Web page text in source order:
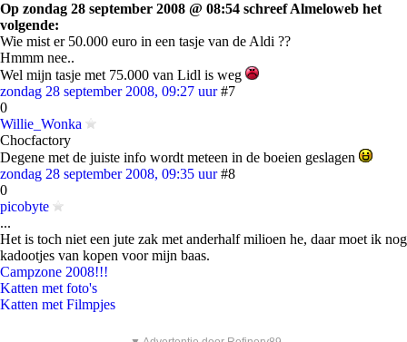
Op zondag 28 september 2008 @ 08:54 schreef Almeloweb het
volgende:
Wie mist er 50.000 euro in een tasje van de Aldi ??
Hmmm nee..
Wel mijn tasje met 75.000 van Lidl is weg
zondag 28 september 2008, 09:27 uur #7
0
Willie_Wonka
Chocfactory
Degene met de juiste info wordt meteen in de boeien geslagen
zondag 28 september 2008, 09:35 uur #8
0
picobyte
...
Het is toch niet een jute zak met anderhalf milioen he, daar moet ik nog
kadootjes van kopen voor mijn baas.
Campzone 2008!!!
Katten met foto's
Katten met Filmpjes